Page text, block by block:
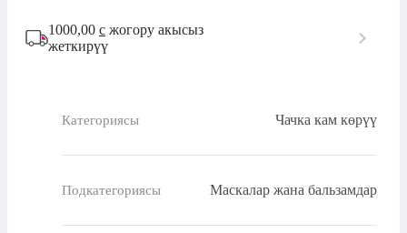
1000,00 с жогору акысыз
жеткирүү
Категориясы Чачка кам көрүү
Подкатегориясы Маскалар жана бальзамдар